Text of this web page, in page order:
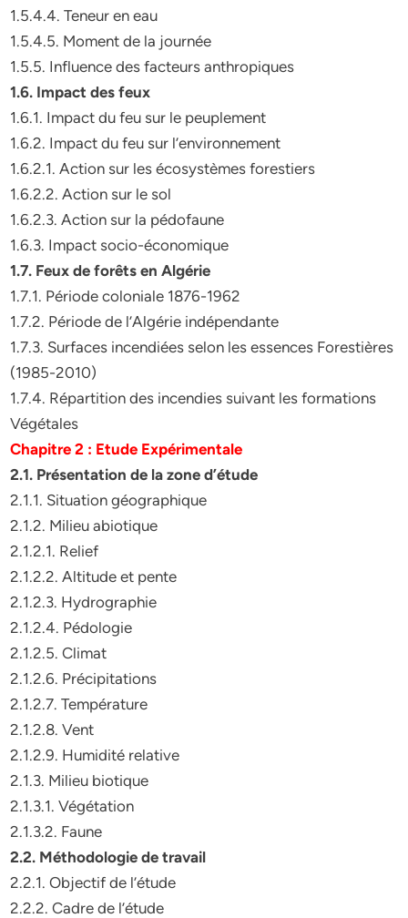
1.5.4.4. Teneur en eau
1.5.4.5. Moment de la journée
1.5.5. Influence des facteurs anthropiques
1.6. Impact des feux
1.6.1. Impact du feu sur le peuplement
1.6.2. Impact du feu sur l’environnement
1.6.2.1. Action sur les écosystèmes forestiers
1.6.2.2. Action sur le sol
1.6.2.3. Action sur la pédofaune
1.6.3. Impact socio-économique
1.7. Feux de forêts en Algérie
1.7.1. Période coloniale 1876-1962
1.7.2. Période de l’Algérie indépendante
1.7.3. Surfaces incendiées selon les essences Forestières
(1985-2010)
1.7.4. Répartition des incendies suivant les formations
Végétales
Chapitre 2 : Etude Expérimentale
2.1. Présentation de la zone d’étude
2.1.1. Situation géographique
2.1.2. Milieu abiotique
2.1.2.1. Relief
2.1.2.2. Altitude et pente
2.1.2.3. Hydrographie
2.1.2.4. Pédologie
2.1.2.5. Climat
2.1.2.6. Précipitations
2.1.2.7. Température
2.1.2.8. Vent
2.1.2.9. Humidité relative
2.1.3. Milieu biotique
2.1.3.1. Végétation
2.1.3.2. Faune
2.2. Méthodologie de travail
2.2.1. Objectif de l’étude
2.2.2. Cadre de l’étude